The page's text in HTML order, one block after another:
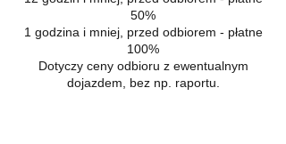
50%
1 godzina i mniej, przed odbiorem - płatne
100%
Dotyczy ceny odbioru z ewentualnym
dojazdem, bez np. raportu.